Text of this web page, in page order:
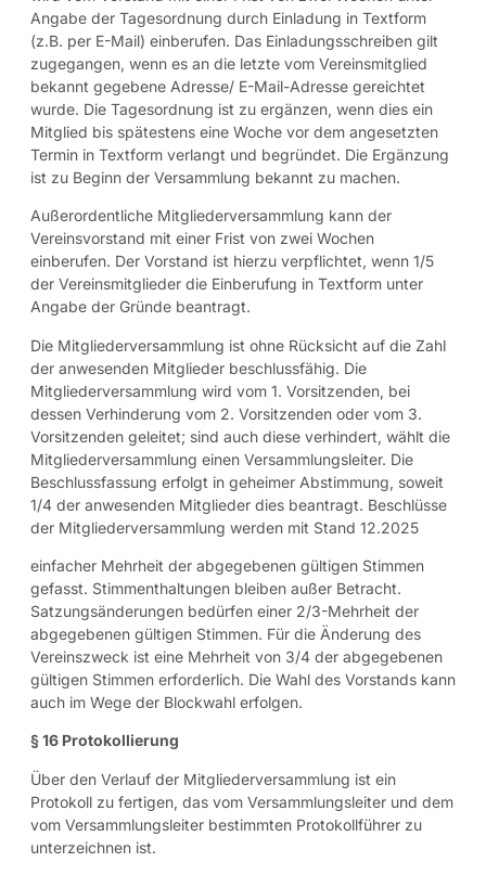
Angabe der Tagesordnung durch Einladung in Textform
(z.B. per E-Mail) einberufen. Das Einladungsschreiben gilt
zugegangen, wenn es an die letzte vom Vereinsmitglied
bekannt gegebene Adresse/ E-Mail-Adresse gereichtet
wurde. Die Tagesordnung ist zu ergänzen, wenn dies ein
Mitglied bis spätestens eine Woche vor dem angesetzten
Termin in Textform verlangt und begründet. Die Ergänzung
ist zu Beginn der Versammlung bekannt zu machen.
Außerordentliche Mitgliederversammlung kann der
Vereinsvorstand mit einer Frist von zwei Wochen
einberufen. Der Vorstand ist hierzu verpflichtet, wenn 1/5
der Vereinsmitglieder die Einberufung in Textform unter
Angabe der Gründe beantragt.
Die Mitgliederversammlung ist ohne Rücksicht auf die Zahl
der anwesenden Mitglieder beschlussfähig. Die
Mitgliederversammlung wird vom 1. Vorsitzenden, bei
dessen Verhinderung vom 2. Vorsitzenden oder vom 3.
Vorsitzenden geleitet; sind auch diese verhindert, wählt die
Mitgliederversammlung einen Versammlungsleiter. Die
Beschlussfassung erfolgt in geheimer Abstimmung, soweit
1/4 der anwesenden Mitglieder dies beantragt. Beschlüsse
der Mitgliederversammlung werden mit Stand 12.2025
einfacher Mehrheit der abgegebenen gültigen Stimmen
gefasst. Stimmenthaltungen bleiben außer Betracht.
Satzungsänderungen bedürfen einer 2/3-Mehrheit der
abgegebenen gültigen Stimmen. Für die Änderung des
Vereinszweck ist eine Mehrheit von 3/4 der abgegebenen
gültigen Stimmen erforderlich. Die Wahl des Vorstands kann
auch im Wege der Blockwahl erfolgen.
§ 16 Protokollierung
Über den Verlauf der Mitgliederversammlung ist ein
Protokoll zu fertigen, das vom Versammlungsleiter und dem
vom Versammlungsleiter bestimmten Protokollführer zu
unterzeichnen ist.